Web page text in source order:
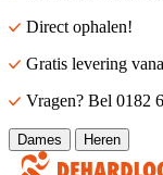
Direct ophalen!
Gratis levering
Vragen? Bel 0182
Dames Heren